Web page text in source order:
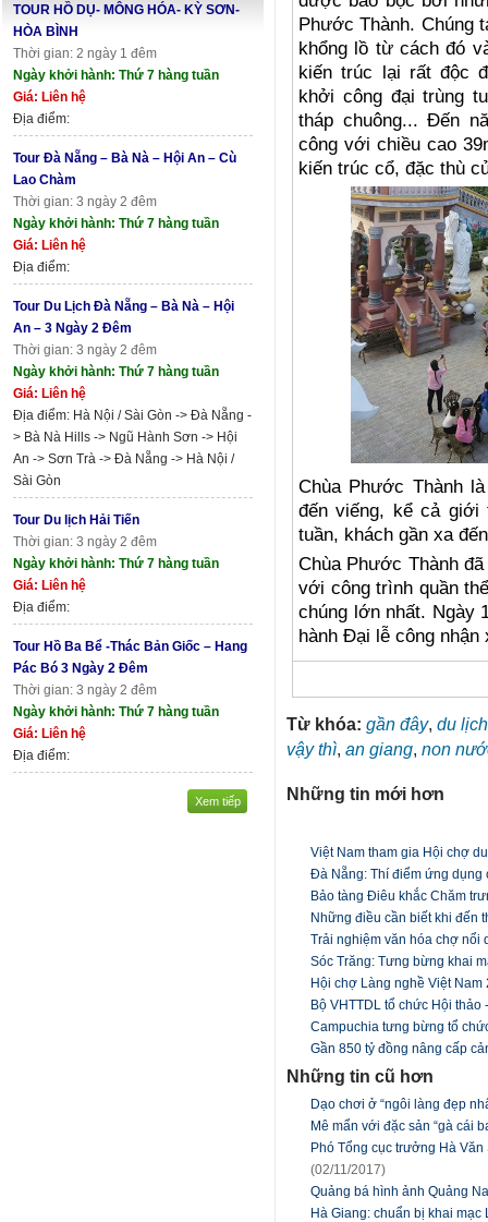
TOUR HỒ DỤ- MÔNG HÓA- KỲ SƠN-
HÒA BÌNH
Thời gian: 2 ngày 1 đêm
Ngày khởi hành: Thứ 7 hàng tuần
Giá: Liên hệ
Địa điểm:
Tour Đà Nẵng – Bà Nà – Hội An – Cù
Lao Chàm
Thời gian: 3 ngày 2 đêm
Ngày khởi hành: Thứ 7 hàng tuần
Giá: Liên hệ
Địa điểm:
Tour Du Lịch Đà Nẵng – Bà Nà – Hội
An – 3 Ngày 2 Đêm
Thời gian: 3 ngày 2 đêm
Ngày khởi hành: Thứ 7 hàng tuần
Giá: Liên hệ
Địa điểm: Hà Nội / Sài Gòn -> Đà Nẵng -
> Bà Nà Hills -> Ngũ Hành Sơn -> Hội
An -> Sơn Trà -> Đà Nẵng -> Hà Nội /
Sài Gòn
Tour Du lịch Hải Tiến
Thời gian: 3 ngày 2 đêm
Ngày khởi hành: Thứ 7 hàng tuần
Giá: Liên hệ
Địa điểm:
Tour Hồ Ba Bể -Thác Bản Giốc – Hang
Pác Bó 3 Ngày 2 Đêm
Thời gian: 3 ngày 2 đêm
Ngày khởi hành: Thứ 7 hàng tuần
Giá: Liên hệ
Địa điểm:
Xem tiếp
Phước Thành. Chúng
khổng lồ từ cách đó
kiến trúc lại rất độc
khởi công đại trùng
tháp chuông... Đến
công với chiều cao
kiến trúc cổ, đặc thù
Chùa Phước Thành
đến viếng, kể cả giới
tuần, khách gần xa
Chùa Phước Thành
với công trình quần
chúng lớn nhất. Ngày
hành Đại lễ công
Từ khóa: gần đây, du lịch
vậy thì, an giang, non
Những tin mới hơn
Việt Nam tham gia Hội chợ
Đà Nẵng: Thí điểm ứng dụng
Bảo tàng Điêu khắc Chăm
Những điều cần biết khi đến
Trải nghiệm văn hóa chợ nổi
Sóc Trăng: Tưng bừng khai
Hội chợ Làng nghề Việt Nam
Bộ VHTTDL tổ chức Hội
Campuchia tưng bừng tổ
Gần 850 tỷ đồng nâng cấp
Những tin cũ hơn
Dạo chơi ở “ngôi làng đẹp
Mê mẩn với đặc sản “gà cái
Phó Tổng cục trưởng Hà
(02/11/2017)
Quảng bá hình ảnh Quảng
Hà Giang: chuẩn bị khai